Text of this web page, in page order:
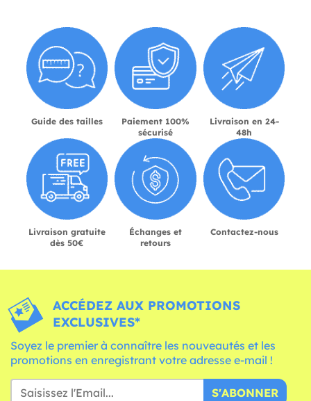
Guide des tailles
Paiement 100%
sécurisé
Livraison en 24-
48h
Livraison gratuite
dès 50€
Échanges et
retours
Contactez-nous
ACCÉDEZ AUX PROMOTIONS
EXCLUSIVES*
Soyez le premier à connaître les nouveautés et les
promotions en enregistrant votre adresse e-mail !
S'ABONNER